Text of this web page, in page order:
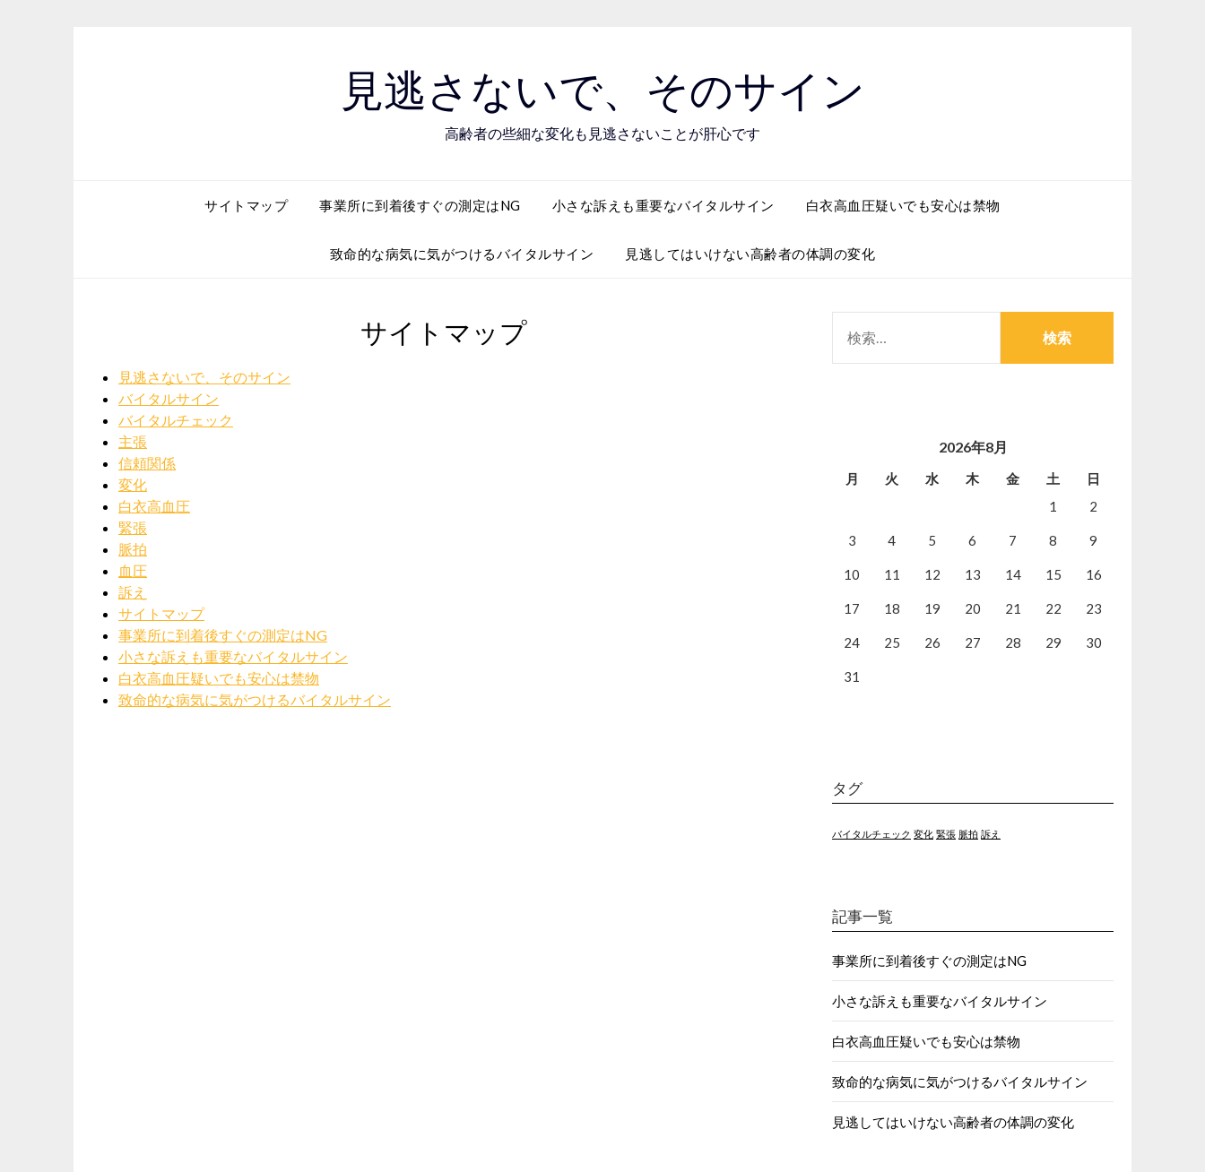
見逃さないで、そのサイン
高齢者の些細な変化も見逃さないことが肝心です
サイトマップ 事業所に到着後すぐの測定はNG 小さな訴えも重要なバイタルサイン 白衣高血圧疑いでも安心は禁物
致命的な病気に気がつけるバイタルサイン 見逃してはいけない高齢者の体調の変化
サイトマップ
見逃さないで、そのサイン
バイタルサイン
バイタルチェック
主張
信頼関係
変化
白衣高血圧
緊張
脈拍
血圧
訴え
サイトマップ
事業所に到着後すぐの測定はNG
小さな訴えも重要なバイタルサイン
白衣高血圧疑いでも安心は禁物
致命的な病気に気がつけるバイタルサイン
索:
2026年8月
月 火 水 木 金 土
日
1
2
3 4 5 6 7 8 9
10 11 12 13 14 15 16
17 18 19 20 21 22 23
24 25 26 27 28 29 30
31
タグ
バイタルチェック 変化 緊張 脈拍 訴え
記事一覧
事業所に到着後すぐの測定はNG
小さな訴えも重要なバイタルサイン
白衣高血圧疑いでも安心は禁物
致命的な病気に気がつけるバイタルサイン
見逃してはいけない高齢者の体調の変化